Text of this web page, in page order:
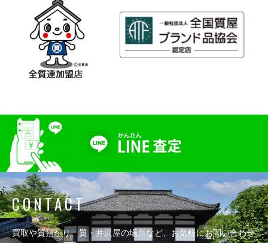
CONTACT
買取や質預かり、質・井沢屋の場所など、お気軽にお問い合わせ